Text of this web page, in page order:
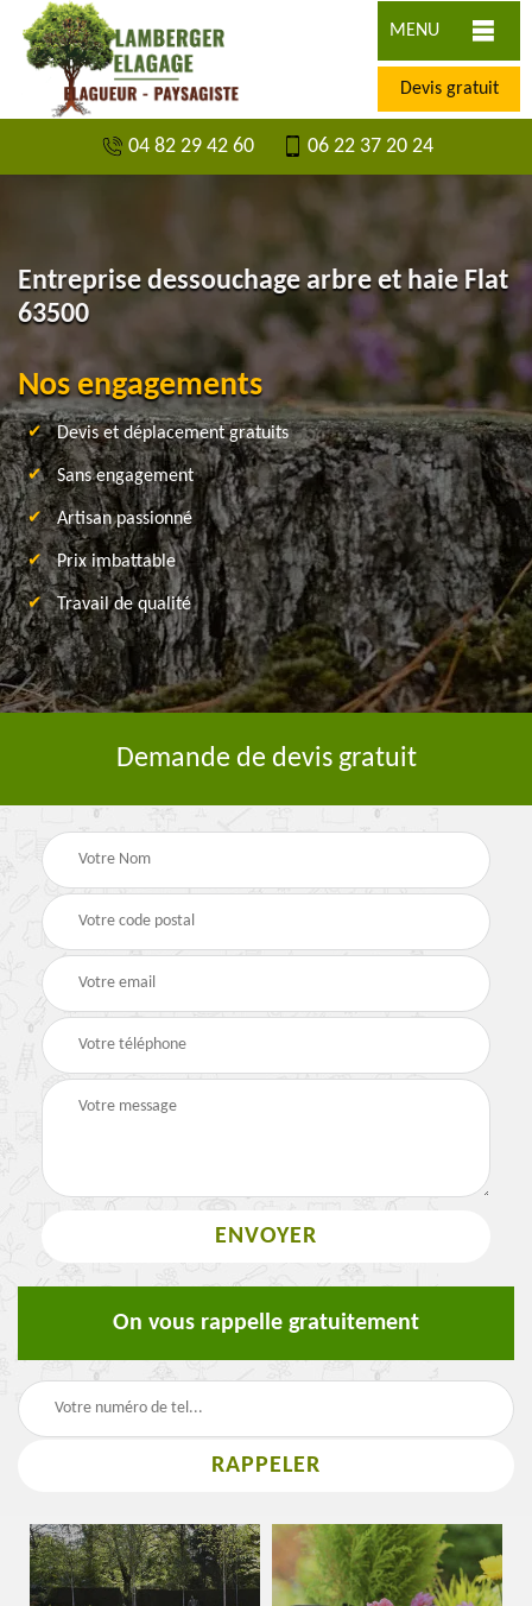
MENU
Devis gratuit
04 82 29 42 60 06 22 37 20 24
Entreprise dessouchage arbre et haie Flat
63500
Nos engagements
Devis et déplacement gratuits
Sans engagement
Artisan passionné
Prix imbattable
Travail de qualité
Demande de devis gratuit
On vous rappelle gratuitement